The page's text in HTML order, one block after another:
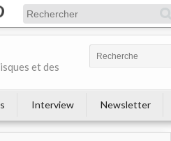
et des
Interview Newsletter